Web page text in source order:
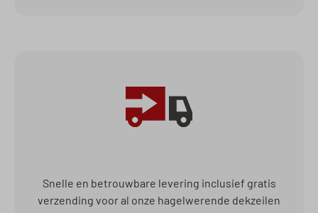
Snelle en betrouwbare levering inclusief gratis
verzending voor al onze hagelwerende dekzeilen